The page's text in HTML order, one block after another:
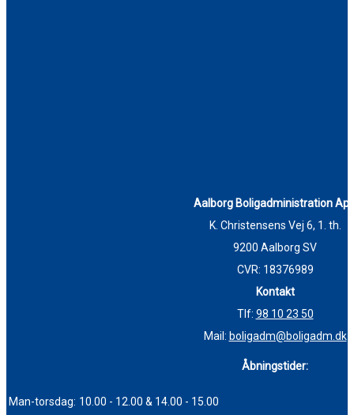
Aalborg Boligadministration
K. Christensens Vej 6, 1. th.
9200 Aalborg SV
CVR: 18376989
Kontakt
Tlf: 98 10 23 50
Mail: boligadm@boligadm.dk
Åbningstider:
Man-torsdag: 10.00 - 12.00 & 14.00 - 15.00